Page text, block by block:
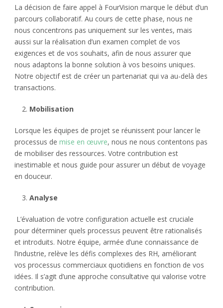
La décision de faire appel à FourVision marque le début d’un
parcours collaboratif. Au cours de cette phase, nous ne
nous concentrons pas uniquement sur les ventes, mais
aussi sur la réalisation d’un examen complet de vos
exigences et de vos souhaits, afin de nous assurer que
nous adaptons la bonne solution à vos besoins uniques.
Notre objectif est de créer un partenariat qui va au-delà des
transactions.
Mobilisation
Lorsque les équipes de projet se réunissent pour lancer le
processus de mise en œuvre, nous ne nous contentons pas
de mobiliser des ressources. Votre contribution est
inestimable et nous guide pour assurer un début de voyage
en douceur.
Analyse
L’évaluation de votre configuration actuelle est cruciale
pour déterminer quels processus peuvent être rationalisés
et introduits. Notre équipe, armée d’une connaissance de
l’industrie, relève les défis complexes des RH, améliorant
vos processus commerciaux quotidiens en fonction de vos
idées. Il s’agit d’une approche consultative qui valorise votre
contribution.